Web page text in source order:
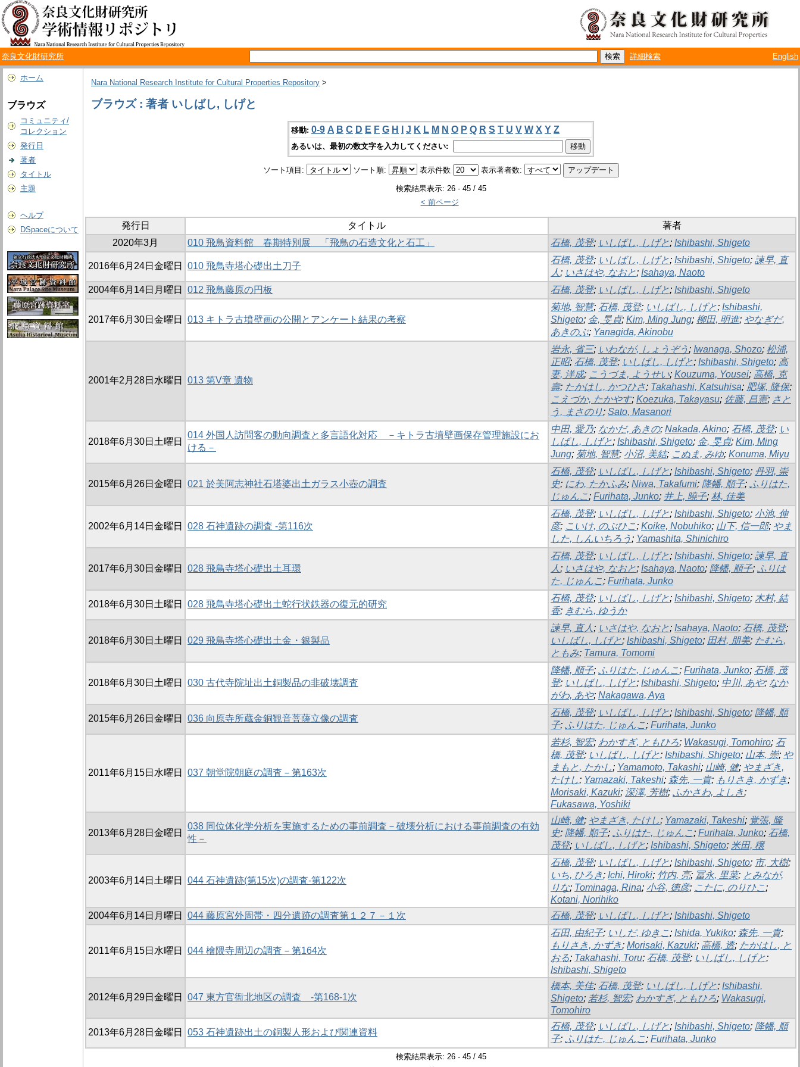
奈良文化財研究所 詳細検索 English
ホーム
ブラウズ
コミュニティ/
コレクション
発行日
著者
タイトル
主題
ヘルプ
DSpaceについて
Nara National Research Institute for Cultural Properties Repository >
ブラウズ : 著者 いしばし, しげと
移動: 0-9 A B C D E F G H J K L M N O P Q R S T U V W X Y Z
あるいは、最初の数文字を入力してください:
ソート項目: ソート順: 表示件数 表示著者数:
検索結果表示: 26 - 45 / 45
< 前ページ
発行日 タイトル
著者
2020年3月
010 飛鳥資料館 春期特別展 「飛鳥の石造文化と石工」 石橋, 茂登; いしばし, しげと; Ishibashi, Shigeto
2016年6月24日金曜日 010 飛鳥寺塔心礎出土刀子
石橋, 茂登; いしばし, しげと; Ishibashi, Shigeto; 諫早, 直
人 ; いさはや, なおと; Isahaya, Naoto
2004年6月14日月曜日
012 飛鳥藤原の円板 石橋, 茂登; いしばし, しげと; Ishibashi, Shigeto
2017年6月30日金曜日 013 キトラ古墳壁画の公開とアンケート結果の考察
菊地, 智慧; 石橋, 茂登; いしばし, しげと; Ishibashi,
Shigeto; 金, 旻貞; Kim, Ming Jung; 柳田, 明進; やなぎだ,
あきのぶ; Yanagida, Akinobu
2001年2月28日水曜日 013 第V章 遺物
岩永, 省三; いわなが, しょうぞう ; Iwanaga, Shozo; 松浦,
正昭; 石橋, 茂登; いしばし, しげと; Ishibashi, Shigeto; 高
妻, 洋成; こうづま, ようせい; Kouzuma, Yousei; 高橋, 克
壽; たかはし, かつひさ; Takahashi, Katsuhisa; 肥塚, 隆保;
こえづか, たかやす; Koezuka, Takayasu; 佐藤, 昌憲; さと
う, まさのり; Sato, Masanori
2018年6月30日土曜日
014 外国人訪問客の動向調査と多言語化対応 －キトラ古墳壁画保存管理施設にお
ける－
中田, 愛乃; なかだ, あきの; Nakada, Akino; 石橋, 茂登; い
しばし, しげと; Ishibashi, Shigeto; 金, 旻貞; Kim, Ming
Jung; 菊地, 智慧; 小沼, 美結; こぬま, みゆ; Konuma, Miyu
2015年6月26日金曜日 021 於美阿志神社石塔婆出土ガラス小壺の調査
石橋, 茂登; いしばし, しげと; Ishibashi, Shigeto; 丹羽, 崇
史; にわ, たかふみ; Niwa, Takafumi; 降幡, 順子; ふりはた,
じゅんこ; Furihata, Junko; 井上, 曉子; 林, 佳美
2002年6月14日金曜日 028 石神遺跡の調査 -第116次
石橋, 茂登; いしばし, しげと; Ishibashi, Shigeto; 小池, 伸
彦; こいけ, のぶひこ; Koike, Nobuhiko; 山下, 信一郎; やま
した, しんいちろう ; Yamashita, Shinichiro
2017年6月30日金曜日 028 飛鳥寺塔心礎出土耳環
石橋, 茂登; いしばし, しげと; Ishibashi, Shigeto; 諫早, 直
人 ; いさはや, なおと; Isahaya, Naoto; 降幡, 順子; ふりは
た, じゅんこ; Furihata, Junko
2018年6月30日土曜日 028 飛鳥寺塔心礎出土蛇行状鉄器の復元的研究
石橋, 茂登; いしばし, しげと; Ishibashi, Shigeto; 木村, 結
香; きむら, ゆうか
2018年6月30日土曜日 029 飛鳥寺塔心礎出土金・銀製品
諫早, 直人 ; いさはや, なおと; Isahaya, Naoto; 石橋, 茂登;
いしばし, しげと; Ishibashi, Shigeto; 田村, 朋美; たむら,
ともみ; Tamura, Tomomi
2018年6月30日土曜日 030 古代寺院址出土銅製品の非破壊調査
降幡, 順子; ふりはた, じゅんこ; Furihata, Junko; 石橋, 茂
登; いしばし, しげと; Ishibashi, Shigeto; 中川, あや; なか
がわ, あや; Nakagawa, Aya
2015年6月26日金曜日 036 向原寺所蔵金銅観音菩薩立像の調査
石橋, 茂登; いしばし, しげと; Ishibashi, Shigeto; 降幡, 順
子; ふりはた, じゅんこ; Furihata, Junko
2011年6月15日水曜日 037 朝堂院朝庭の調査－第163次
若杉, 智宏; わかすぎ, ともひろ; Wakasugi, Tomohiro; 石
橋, 茂登; いしばし, しげと; Ishibashi, Shigeto; 山本, 崇; や
まもと, たかし; Yamamoto, Takashi; 山崎, 健; やまざき,
たけし; Yamazaki, Takeshi; 森先, 一貴; もりさき, かずき;
Morisaki, Kazuki; 深澤, 芳樹; ふかさわ, よしき;
Fukasawa, Yoshiki
2013年6月28日金曜日
038 同位体化学分析を実施するための事前調査－破壊分析における事前調査の有効
性－
山崎, 健; やまざき, たけし; Yamazaki, Takeshi; 覚張, 隆
史; 降幡, 順子; ふりはた, じゅんこ; Furihata, Junko; 石橋,
茂登; いしばし, しげと; Ishibashi, Shigeto; 米田, 穣
2003年6月14日土曜日 044 石神遺跡(第15次)の調査-第122次
石橋, 茂登; いしばし, しげと; Ishibashi, Shigeto; 市, 大樹;
いち, ひろき; Ichi, Hiroki; 竹内, 亮; 冨永, 里菜; とみなが,
りな; Tominaga, Rina; 小谷, 徳彦; こたに, のりひこ;
Kotani, Norihiko
2004年6月14日月曜日
044 藤原宮外周帯・四分遺跡の調査第１２７－１次 石橋, 茂登; いしばし, しげと; Ishibashi, Shigeto
2011年6月15日水曜日 044 檜隈寺周辺の調査－第164次
石田, 由紀子; いしだ, ゆきこ; Ishida, Yukiko; 森先, 一貴;
もりさき, かずき; Morisaki, Kazuki; 高橋, 透; たかはし, と
おる; Takahashi, Toru; 石橋, 茂登; いしばし, しげと;
Ishibashi, Shigeto
2012年6月29日金曜日 047 東方官衙北地区の調査 -第168-1次
橋本, 美佳; 石橋, 茂登; いしばし, しげと; Ishibashi,
Shigeto; 若杉, 智宏; わかすぎ, ともひろ; Wakasugi,
Tomohiro
2013年6月28日金曜日 053 石神遺跡出土の銅製人形および関連資料
石橋, 茂登; いしばし, しげと; Ishibashi, Shigeto; 降幡, 順
子; ふりはた, じゅんこ; Furihata, Junko
検索結果表示: 26 - 45 / 45